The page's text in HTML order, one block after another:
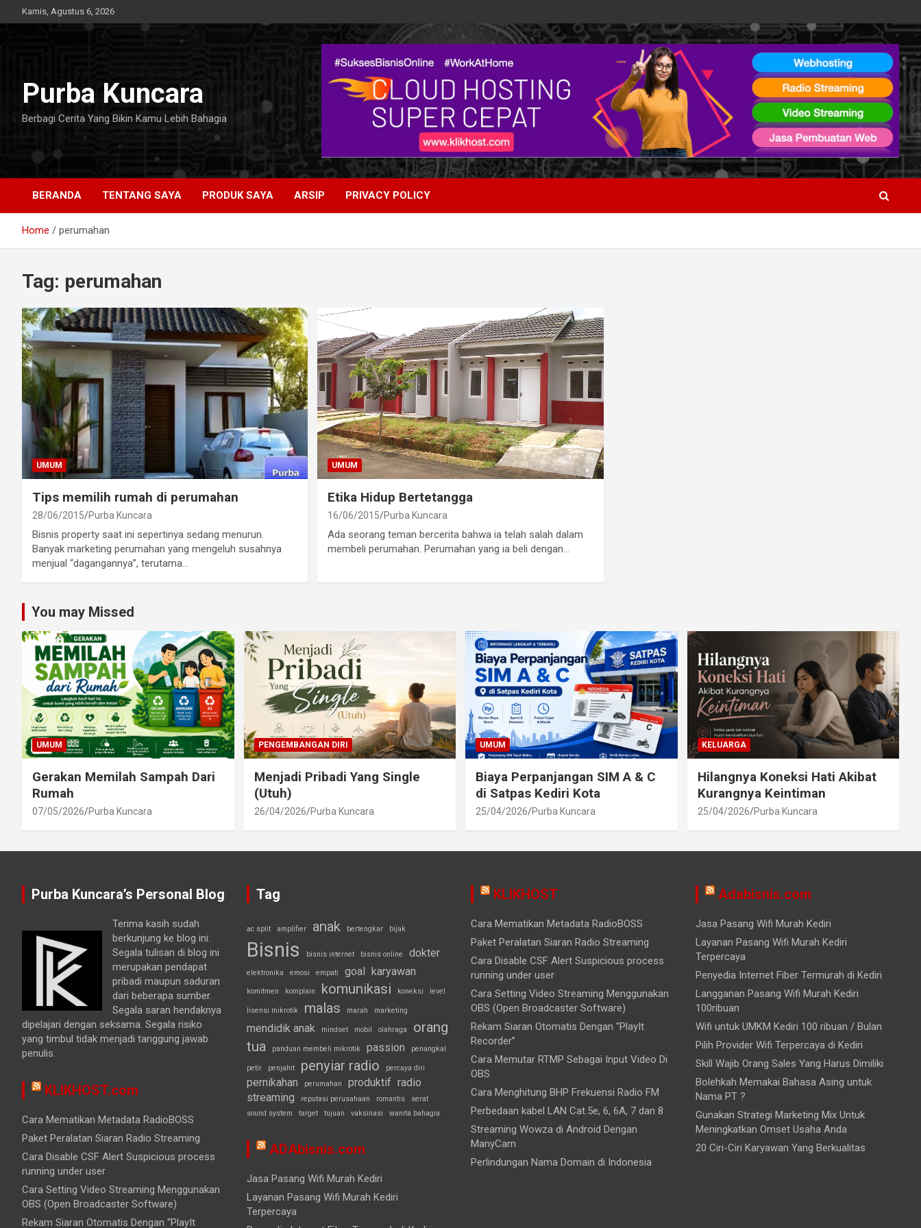
to
Kamis, Agustus 6, 2026
Purba Kuncara
Berbagi Cerita Yang Bikin Kamu Lebih Bahagia
BERANDA TENTANG SAYA PRODUK SAYA ARSIP PRIVACY POLICY
Home perumahan
Tag: perumahan
UMUM
Tips memilih rumah di perumahan
28/06/2015 Purba Kuncara
Bisnis property saat ini sepertinya sedang menurun.
Banyak marketing perumahan yang mengeluh susahnya
menjual “dagangannya”, terutama…
UMUM
Etika Hidup Bertetangga
16/06/2015 Purba Kuncara
Ada seorang teman bercerita bahwa ia telah salah dalam
membeli perumahan. Perumahan yang ia beli dengan…
You may Missed
UMUM
Gerakan Memilah Sampah Dari
Rumah
07/05/2026 Purba Kuncara
PENGEMBANGAN DIRI
Menjadi Pribadi Yang Single
(Utuh)
26/04/2026 Purba Kuncara
UMUM
Biaya Perpanjangan SIM A & C
di Satpas Kediri Kota
25/04/2026 Purba Kuncara
KELUARGA
Hilangnya Koneksi Hati Akibat
Kurangnya Keintiman
25/04/2026 Purba Kuncara
Purba Kuncara’s Personal Blog
Terima kasih sudah
berkunjung ke blog ini.
Segala tulisan di blog ini
merupakan pendapat
pribadi maupun saduran
dari beberapa sumber.
Segala saran hendaknya
dipelajari dengan seksama. Segala risiko
yang timbul tidak menjadi tanggung jawab
penulis.
KLIKHOST.com
Cara Mematikan Metadata RadioBOSS
Paket Peralatan Siaran Radio Streaming
Cara Disable CSF Alert Suspicious process
running under user
Cara Setting Video Streaming Menggunakan
OBS (Open Broadcaster Software)
Rekam Siaran Otomatis Dengan “PlayIt
Tag
ac split amplifier anak bertengkar bijak
Bisnis bisnis internet bisnis online dokter
elektronika emosi empati goal karyawan
komitmen komplain komunikasi koneksi level
lisensi mikrotik malas marah marketing
mendidik anak mindset mobil olahraga
orang
tua
panduan membeli mikrotik passion penangkal
petir penjahit penyiar radio percaya diri
pernikahan perumahan produktif radio
streaming
reputasi perusahaan romantis
serat
sound system
target tujuan vaksinasi wanita bahagia
ADAbisnis.com
Jasa Pasang Wifi Murah Kediri
Layanan Pasang Wifi Murah Kediri
Terpercaya
KLIKHOST
Cara Mematikan Metadata RadioBOSS
Paket Peralatan Siaran Radio Streaming
Cara Disable CSF Alert Suspicious process
running under user
Cara Setting Video Streaming Menggunakan
OBS (Open Broadcaster Software)
Rekam Siaran Otomatis Dengan “PlayIt
Recorder”
Cara Memutar RTMP Sebagai Input Video Di
OBS
Cara Menghitung BHP Frekuensi Radio FM
Perbedaan kabel LAN Cat.5e, 6, 6A, 7 dan 8
Streaming Wowza di Android Dengan
ManyCam
Perlindungan Nama Domain di Indonesia
Adabisnis.com
Jasa Pasang Wifi Murah Kediri
Layanan Pasang Wifi Murah Kediri
Terpercaya
Penyedia Internet Fiber Termurah di Kediri
Langganan Pasang Wifi Murah Kediri
100ribuan
Wifi untuk UMKM Kediri 100 ribuan / Bulan
Pilih Provider Wifi Terpercaya di Kediri
Skill Wajib Orang Sales Yang Harus Dimiliki
Bolehkah Memakai Bahasa Asing untuk
Nama PT ?
Gunakan Strategi Marketing Mix Untuk
Meningkatkan Omset Usaha Anda
20 Ciri-Ciri Karyawan Yang Berkualitas